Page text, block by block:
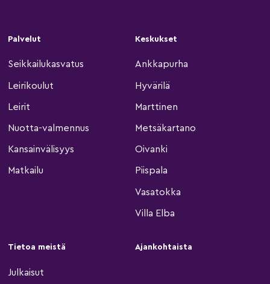
Palvelut
Seikkailukasvatus
Leirikoulut
Leirit
Nuotta-valmennus
Kansainvälisyys
Matkailu
Keskukset
Ankkapurha
Hyvärilä
Marttinen
Metsäkartano
Oivanki
Piispala
Vasatokka
Villa Elba
Tietoa meistä
Julkaisut
Ajankohtaista